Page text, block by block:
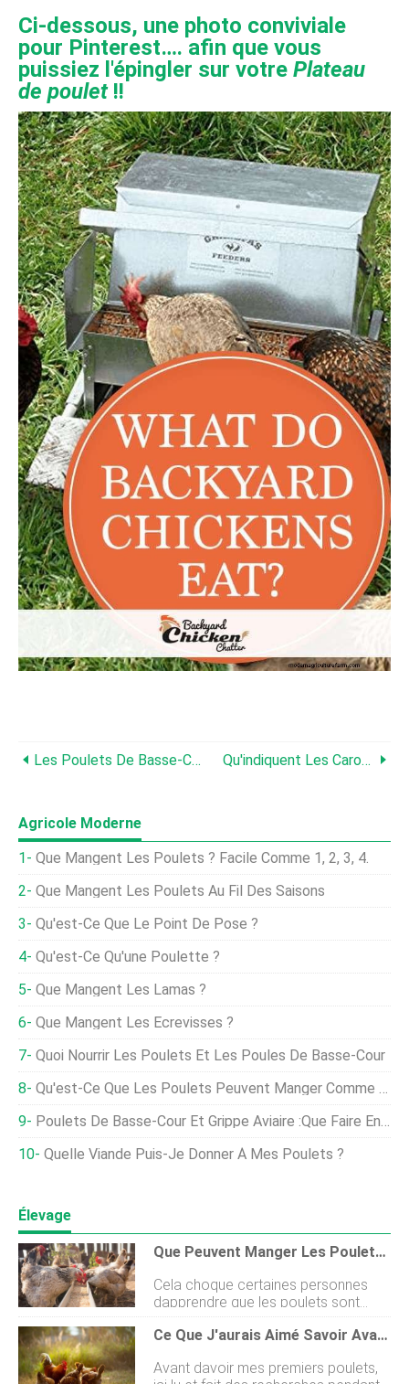
Ci-dessous, une photo conviviale
pour Pinterest…. afin que vous
puissiez l'épingler sur votre Plateau
de poulet!!
Les Poulets De Basse-Cour Ont-Ils La Salmonelle ? Qu'indiquent Les Caroncules Et La Crête D'un Poulet ?
Agricole Moderne
Que Mangent Les Poulets ? Facile Comme 1, 2, 3, 4.
Que Mangent Les Poulets Au Fil Des Saisons
Qu'est-Ce Que Le Point De Pose ?
Qu'est-Ce Qu'une Poulette ?
Que Mangent Les Lamas ?
Que Mangent Les Écrevisses ?
Quoi Nourrir Les Poulets Et Les Poules De Basse-Cour
Qu'est-Ce Que Les Poulets Peuvent Manger Comme Friandise ? — Vidéo Sur Les Poulets En Une Minute
Poulets De Basse-Cour Et Grippe Aviaire :que Faire En Cas De Grippe Aviaire
Quelle Viande Puis-Je Donner À Mes Poulets ?
Élevage
Que Peuvent Manger Les Poulets ? :Raisins, Pain Et Plus…
Cela choque certaines personnes
dapprendre que les poulets sont
omnivores ! Beaucoup de gens
pensent quils ne font que manger de
pourrait être plus éloigné de la vérité.
Ce Que J'aurais Aimé Savoir Avant D'avoir Des Poulets De Basse-Cour
Avant davoir mes premiers poulets,